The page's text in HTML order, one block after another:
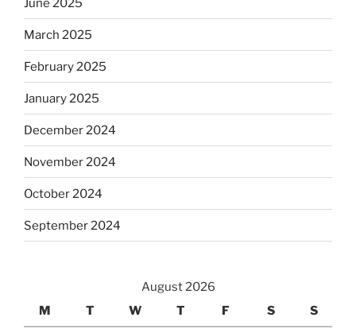
June 2025
March 2025
February 2025
January 2025
December 2024
November 2024
October 2024
September 2024
August 2026
M
T W T F S S